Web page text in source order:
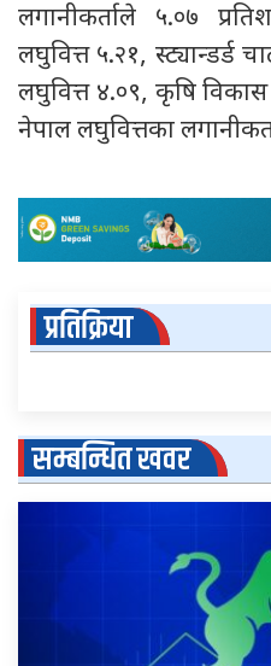
लगानीकर्ताले ५.०७
लघुवित्त ५.२१, स्ट्यान्डर्ड
लघुवित्त ४.०९, कृषि
नेपाल लघुवित्तका
प्रतिक्रिया
सम्बन्धित खवर